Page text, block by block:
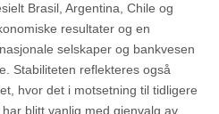
Brasil, Argentina, Chile og
resultater og en
selskaper og bankvesen
Stabiliteten reflekteres også
hvor det i motsetning til tidligere
blitt vanlig med gjenvalg av